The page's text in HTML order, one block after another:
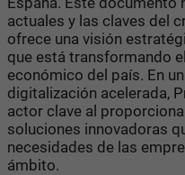
actuales y las claves del
ofrece una visión
que está transformando
económico del país. En
digitalización acelerada,
actor clave al
soluciones innovadoras
necesidades de las
ámbito.